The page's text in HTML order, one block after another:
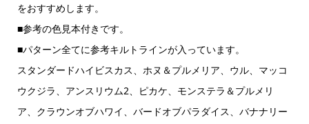
をおすすめします。
■参考の色見本付きです。
■パターン全てに参考キルトラインが入っています。
スタンダードハイビスカス、ホヌ＆プルメリア、ウル、マッコ
ウクジラ、アンスリウム2、ピカケ、モンステラ＆プルメリ
ア、クラウンオブハワイ、バードオブパラダイス、バナナリー